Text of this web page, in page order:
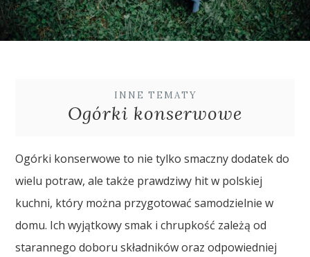
INNE TEMATY
Ogórki konserwowe
Ogórki konserwowe to nie tylko smaczny dodatek do
wielu potraw, ale także prawdziwy hit w polskiej
kuchni, który można przygotować samodzielnie w
domu. Ich wyjątkowy smak i chrupkość zależą od
starannego doboru składników oraz odpowiedniej